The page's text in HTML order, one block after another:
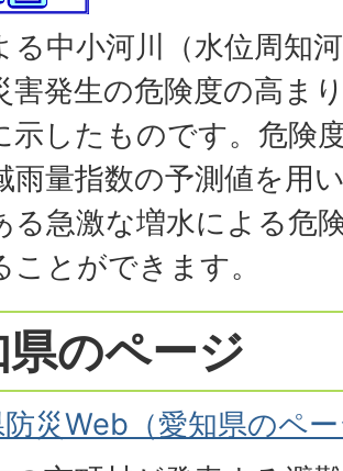
る中小河川（水位周知
害発生の危険度の高ま
示したものです。危険
雨量指数の予測値を用
る急激な増水による危
ことができます。
のページ
災Web（愛知県のペ